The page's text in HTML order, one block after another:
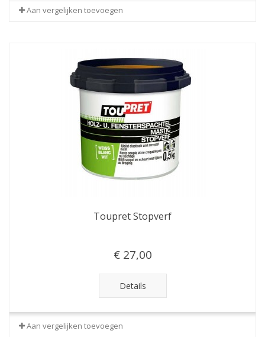
Aan vergelijken toevoegen
Toupret Stopverf
€ 27,00
Details
Aan vergelijken toevoegen